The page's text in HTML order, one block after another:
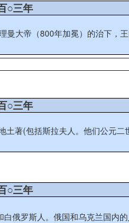
○三年
大帝（800年加冕）的治下，
○三年
著(包括斯拉夫人。他们公元
○三年
俄罗斯人。俄国和乌克兰国内